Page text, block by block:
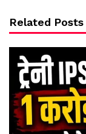
Related Posts